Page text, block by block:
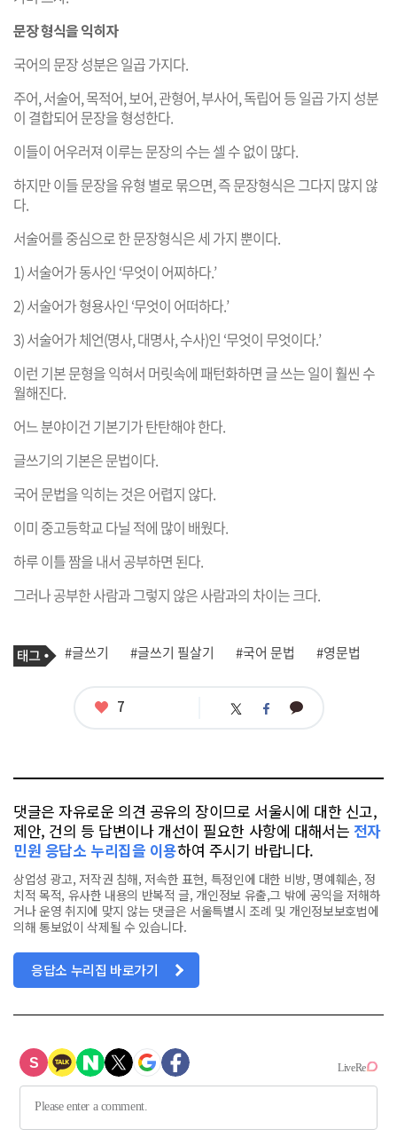
문장 형식을 익히자
국어의 문장 성분은 일곱 가지다.
주어, 서술어, 목적어, 보어, 관형어, 부사어, 독립어 등 일곱 가지 성분
이 결합되어 문장을 형성한다.
이들이 어우러져 이루는 문장의 수는 셀 수 없이 많다.
하지만 이들 문장을 유형 별로 묶으면, 즉 문장형식은 그다지 많지 않
다.
서술어를 중심으로 한 문장형식은 세 가지 뿐이다.
1) 서술어가 동사인 ‘무엇이 어찌하다.’
2) 서술어가 형용사인 ‘무엇이 어떠하다.’
3) 서술어가 체언(명사, 대명사, 수사)인 ‘무엇이 무엇이다.’
이런 기본 문형을 익혀서 머릿속에 패턴화하면 글 쓰는 일이 훨씬 수
월해진다.
어느 분야이건 기본기가 탄탄해야 한다.
글쓰기의 기본은 문법이다.
국어 문법을 익히는 것은 어렵지 않다.
이미 중고등학교 다닐 적에 많이 배웠다.
하루 이틀 짬을 내서 공부하면 된다.
그러나 공부한 사람과 그렇지 않은 사람과의 차이는 크다.
기
사
태
그
#글쓰기 #글쓰기 필살기 #국어 문법 #영문법
좋
7 트 페 카
댓글은 자유로운 의견 공유의 장이므로 서울시에 대한 신고,
제안, 건의 등 답변이나 개선이 필요한 사항에 대해서는 전자
민원 응답소 누리집을 이용하여 주시기 바랍니다.
상업성 광고, 저작권 침해, 저속한 표현, 특정인에 대한 비방, 명예훼손, 정
치적 목적, 유사한 내용의 반복적 글, 개인정보 유출,그 밖에 공익을 저해하
거나 운영 취지에 맞지 않는 댓글은 서울특별시 조례 및 개인정보보호법에
의해 통보없이 삭제될 수 있습니다.
응답소 누리집 바로가기